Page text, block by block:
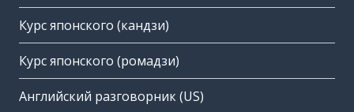
Курс японского (кандзи)
Курс японского (ромадзи)
Английский разговорник (US)